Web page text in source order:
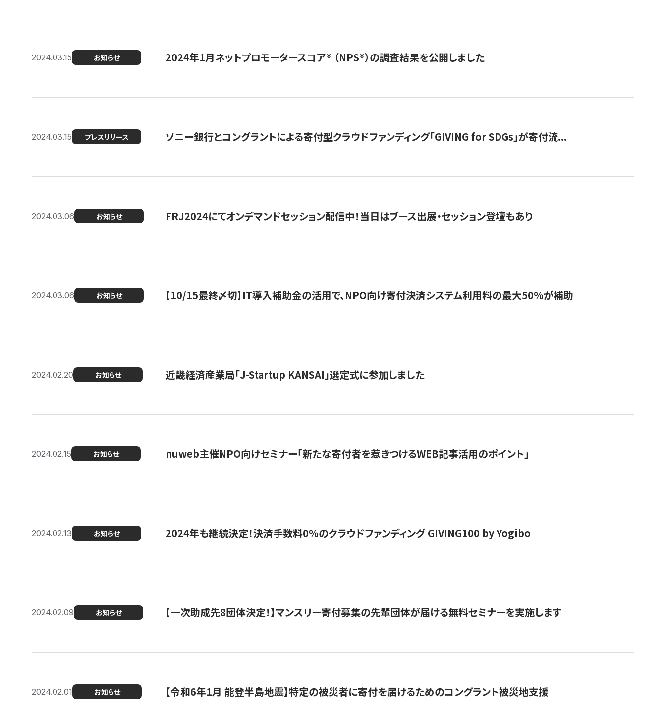
2024.03.15 お知らせ 2024年1月ネットプロモータースコア®︎ （NPS®︎）の調査結果を公開しました
2024.03.15 プレスリリース ソニー銀行とコングラントによる寄付型クラウドファンディング「GIVING for SDGs」が寄付流...
2024.03.06 お知らせ FRJ2024にてオンデマンドセッション配信中！当日はブース出展・セッション登壇もあり
2024.03.06 お知らせ 【10/15最終〆切】IT導入補助金の活用で、NPO向け寄付決済システム利用料の最大50%が補助
2024.02.20 お知らせ 近畿経済産業局「J-Startup KANSAI」選定式に参加しました
2024.02.15 お知らせ nuweb主催NPO向けセミナー「新たな寄付者を惹きつけるWEB記事活用のポイント」
2024.02.13 お知らせ 2024年も継続決定！決済手数料0％のクラウドファンディング GIVING100 by Yogibo
2024.02.09 お知らせ 【一次助成先8団体決定！】マンスリー寄付募集の先輩団体が届ける無料セミナーを実施します
2024.02.01 お知らせ 【令和6年1月 能登半島地震】特定の被災者に寄付を届けるためのコングラント被災地支援